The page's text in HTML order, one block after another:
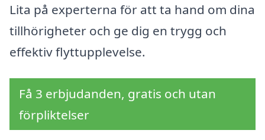
Lita på experterna för att ta hand om dina
tillhörigheter och ge dig en trygg och
effektiv flyttupplevelse.
Få 3 erbjudanden, gratis och utan
förpliktelser